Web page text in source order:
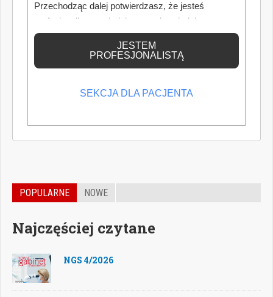
POPULARNE NOWE
Najczęściej czytane
NGS 4/2026
Przechodząc dalej potwierdzasz, że jesteś
profesjonalistą posiadającym odpowiednią
wiedzę medyczną.
JESTEM
PROFESJONALISTĄ
SEKCJA DLA PACJENTA